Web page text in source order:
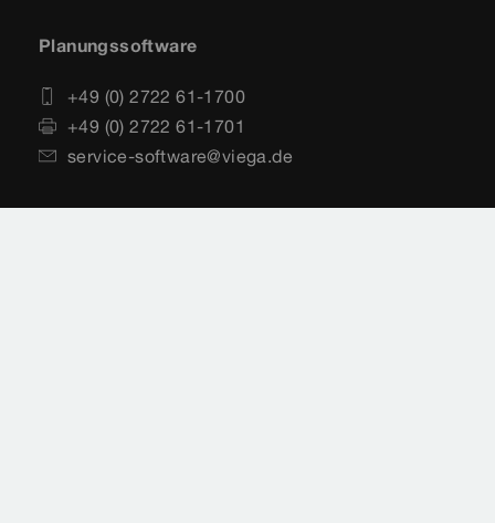
Planungssoftware
+49 (0) 2722 61-1700
+49 (0) 2722 61-1701
service-software@viega.de